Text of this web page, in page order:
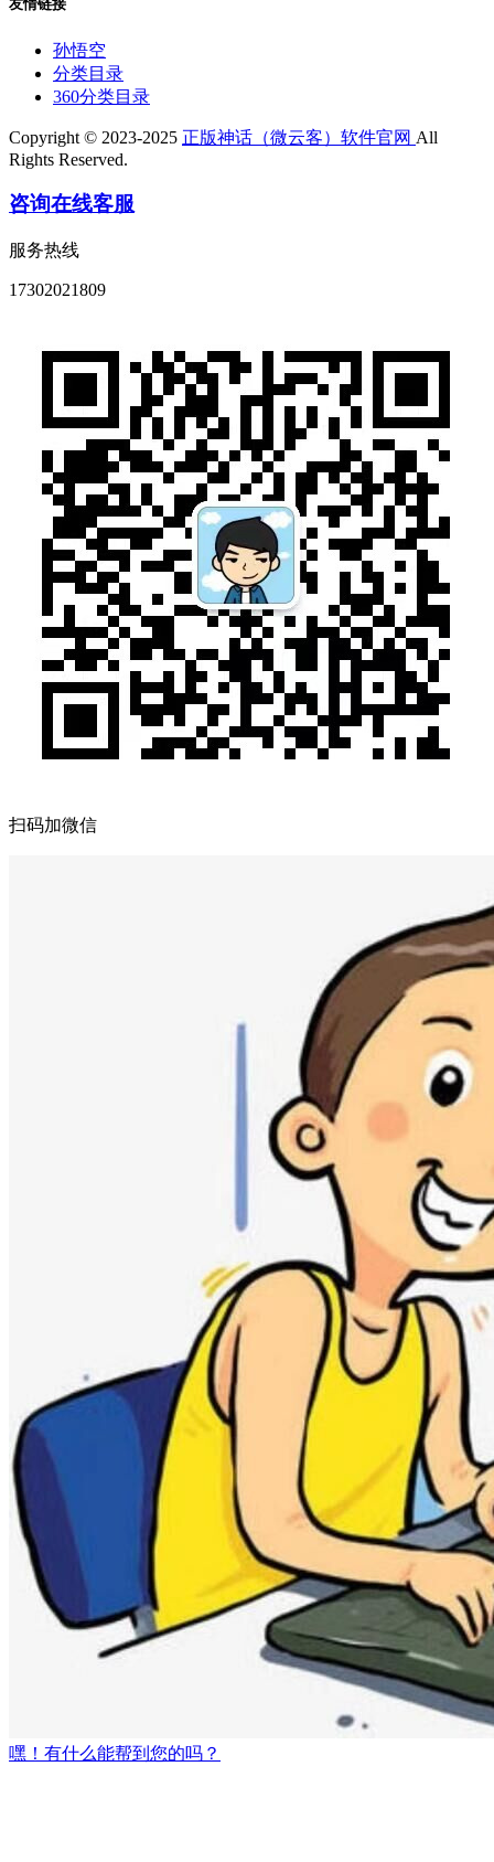
友情链接
孙悟空
分类目录
360分类目录
Copyright © 2023-2025 正版神话（微云客）软件官网 All
Rights Reserved.
咨询在线客服
服务热线
17302021809
扫码加微信
嘿！有什么能帮到您的吗？